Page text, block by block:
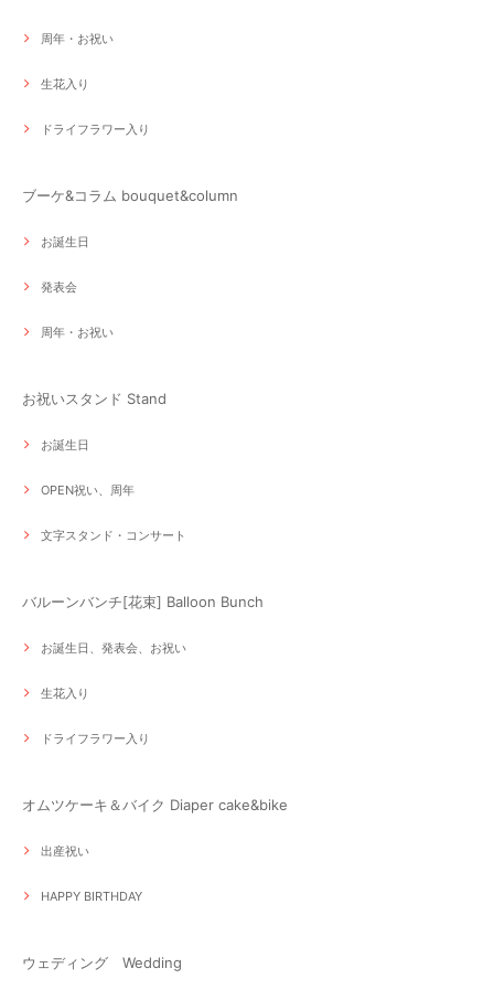
周年・お祝い
生花入り
ドライフラワー入り
ブーケ&コラム bouquet&column
お誕生日
発表会
周年・お祝い
お祝いスタンド Stand
お誕生日
OPEN祝い、周年
文字スタンド・コンサート
バルーンバンチ[花束] Balloon Bunch
お誕生日、発表会、お祝い
生花入り
ドライフラワー入り
オムツケーキ＆バイク Diaper cake&bike
出産祝い
HAPPY BIRTHDAY
ウェディング Wedding